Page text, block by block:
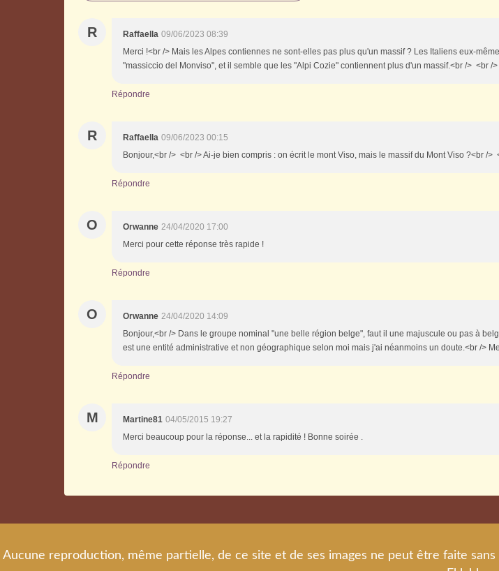
R Raffaella 09/06/2023 08:39
Merci !<br /> Mais les Alpes contiennes ne sont-elles pas plus qu'un massif ? Les Italiens eux-
"massiccio del Monviso", et il semble que les "Alpi Cozie" contiennent plus d'un massif.<br /> <br /
Répondre
R Raffaella 09/06/2023 00:15
Bonjour,<br /> <br /> Ai-je bien compris : on écrit le mont Viso, mais le massif du Mont Viso ?<br />
Répondre
O Orwanne 24/04/2020 17:00
Merci pour cette réponse très rapide !
Répondre
O Orwanne 24/04/2020 14:09
Bonjour,<br /> Dans le groupe nominal "une belle région belge", faut il une majuscule ou pas à
est une entité administrative et non géographique selon moi mais j'ai néanmoins un doute.<br />
Répondre
M Martine81 04/05/2015 19:27
Merci beaucoup pour la réponse... et la rapidité ! Bonne soirée .
Répondre
Aucune reproduction, même partielle, de ce site et de ses images ne peut être faite